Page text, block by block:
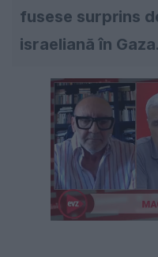
fusese surprins
israeliană în Gaza.